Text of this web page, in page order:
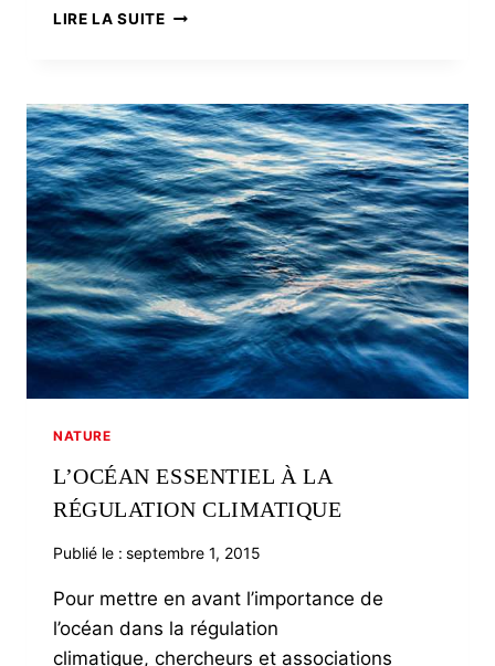
LIRE LA SUITEAU
PLANÈTE
DE
DEMAIN
NATURE
L’OCÉAN ESSENTIEL À LA
RÉGULATION CLIMATIQUE
Publié le : septembre 1, 2015
Pour mettre en avant l’importance de
l’océan dans la régulation
climatique, chercheurs et associations